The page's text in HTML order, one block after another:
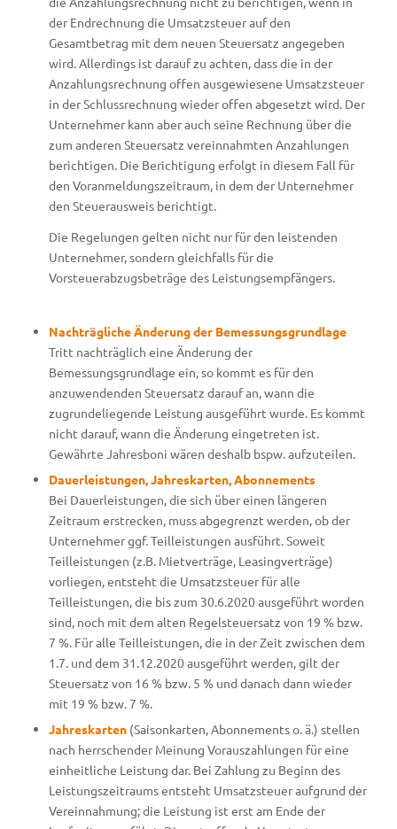
der Endrechnung die Umsatzsteuer auf den
Gesamtbetrag mit dem neuen Steuersatz angegeben
wird. Allerdings ist darauf zu achten, dass die in der
Anzahlungsrechnung offen ausgewiesene Umsatzsteuer
in der Schlussrechnung wieder offen abgesetzt wird. Der
Unternehmer kann aber auch seine Rechnung über die
zum anderen Steuersatz vereinnahmten Anzahlungen
berichtigen. Die Berichtigung erfolgt in diesem Fall für
den Voranmeldungszeitraum, in dem der Unternehmer
den Steuerausweis berichtigt.
Die Regelungen gelten nicht nur für den leistenden
Unternehmer, sondern gleichfalls für die
Vorsteuerabzugsbeträge des Leistungsempfängers.
Nachträgliche Änderung der Bemessungsgrundlage
Tritt nachträglich eine Änderung der
Bemessungsgrundlage ein, so kommt es für den
anzuwendenden Steuersatz darauf an, wann die
zugrundeliegende Leistung ausgeführt wurde. Es kommt
nicht darauf, wann die Änderung eingetreten ist.
Gewährte Jahresboni wären deshalb bspw. aufzuteilen.
Dauerleistungen, Jahreskarten, Abonnements
Bei Dauerleistungen, die sich über einen längeren
Zeitraum erstrecken, muss abgegrenzt werden, ob der
Unternehmer ggf. Teilleistungen ausführt. Soweit
Teilleistungen (z.B. Mietverträge, Leasingverträge)
vorliegen, entsteht die Umsatzsteuer für alle
Teilleistungen, die bis zum 30.6.2020 ausgeführt worden
sind, noch mit dem alten Regelsteuersatz von 19 % bzw.
7 %. Für alle Teilleistungen, die in der Zeit zwischen dem
1.7. und dem 31.12.2020 ausgeführt werden, gilt der
Steuersatz von 16 % bzw. 5 % und danach dann wieder
mit 19 % bzw. 7 %.
Jahreskarten(Saisonkarten, Abonnements o. ä.) stellen
nach herrschender Meinung Vorauszahlungen für eine
einheitliche Leistung dar. Bei Zahlung zu Beginn des
Leistungszeitraums entsteht Umsatzsteuer aufgrund der
Vereinnahmung; die Leistung ist erst am Ende der